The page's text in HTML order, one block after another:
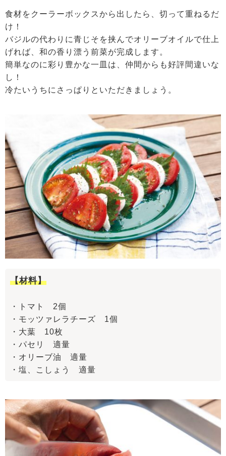
食材をクーラーボックスから出したら、切って重ねるだ
け！
バジルの代わりに青じそを挟んでオリーブオイルで仕上
げれば、和の香り漂う前菜が完成します。
簡単なのに彩り豊かな一皿は、仲間からも好評間違いな
し！
冷たいうちにさっぱりといただきましょう。
【材料】
・トマト 2個
・モッツァレラチーズ 1個
・大葉 10枚
・パセリ 適量
・オリーブ油 適量
・塩、こしょう 適量